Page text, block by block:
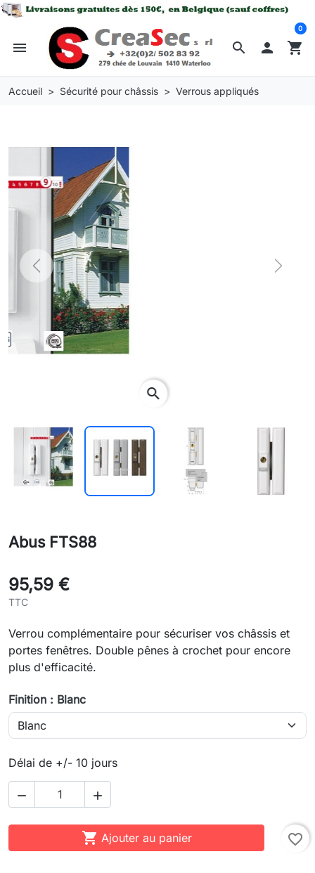
search
menu  shopping_cart
0
Accueil Sécurité pour châssis Verrous appliqués
Previous Next
Abus FTS88
95,59 €
TTC
Verrou complémentaire pour sécuriser vos châssis et
portes fenêtres. Double pênes à crochet pour encore
plus d'efficacité.
Finition : Blanc
Délai de +/- 10 jours
 
 Ajouter au panier favorite_border